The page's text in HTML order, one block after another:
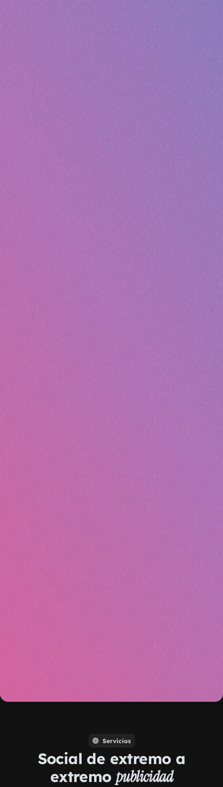
Servicios
Social de extremo a
extremopublicidad